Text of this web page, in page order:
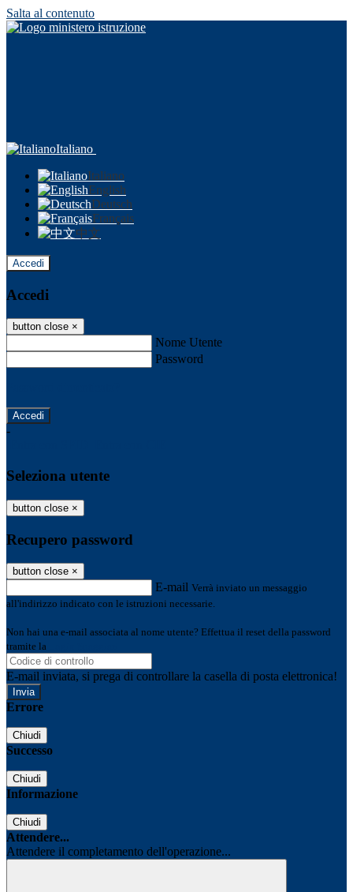
Salta al contenuto
Italiano
Italiano
English
Deutsch
Français
中文
Accedi
Accedi
button close ×
Nome Utente
Password
-
Seleziona utente
button close ×
Recupero password
button close ×
E-mail Verrà inviato un messaggio
all'indirizzo indicato con le istruzioni necessarie.
Non hai una e-mail associata al nome utente? Effettua il reset della password
tramite la
E-mail inviata, si prega di controllare la casella di posta elettronica!
Errore
Chiudi
Successo
Chiudi
Informazione
Chiudi
Attendere...
Attendere il completamento dell'operazione...